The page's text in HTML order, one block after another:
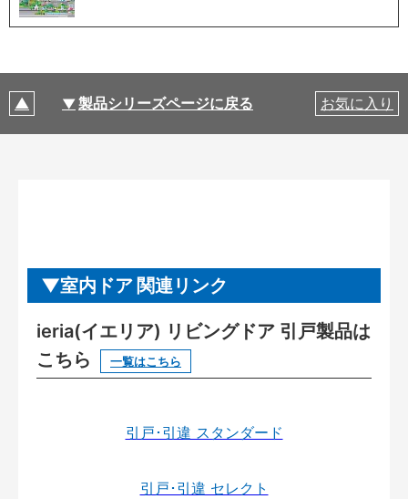
製品シリーズページに戻る お気に入り
室内ドア 関連リンク
ieria(イエリア) リビングドア 引戸製品は
こちら
一覧はこちら
引戸･引違 スタンダード
引戸･引違 セレクト